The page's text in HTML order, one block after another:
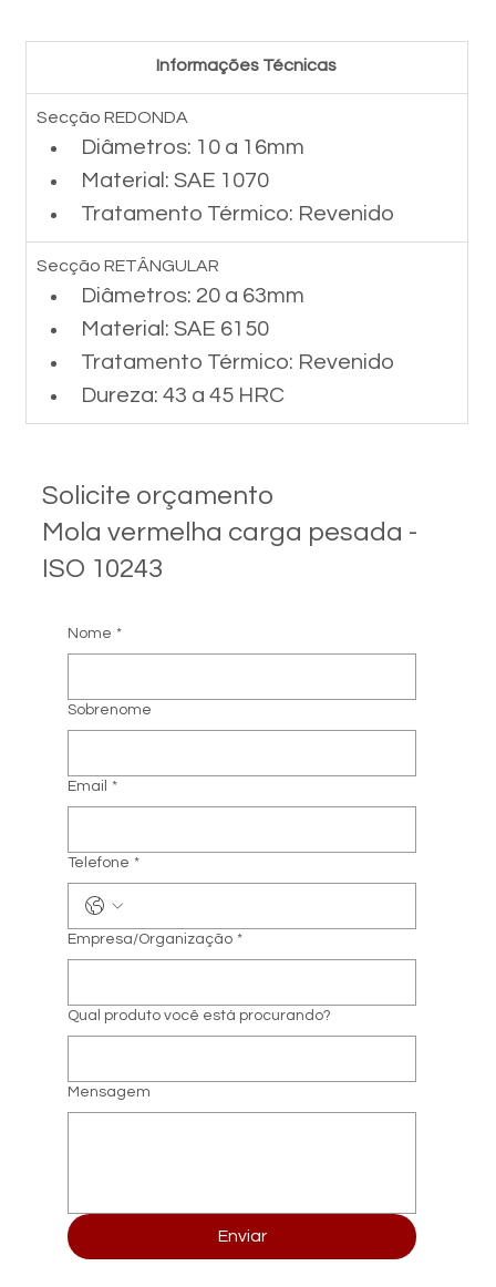
Informações Técnicas
Secção REDONDA
Diâmetros: 10 a 16mm
Material: SAE 1070
Tratamento Térmico: Revenido
Secção RETÂNGULAR
Diâmetros: 20 a 63mm
Material: SAE 6150
Tratamento Térmico: Revenido
Dureza: 43 a 45 HRC
Solicite orçamento
Mola vermelha carga pesada -
ISO 10243
Nome *
Sobrenome
Email *
Telefone *
Empresa/Organização *
Qual produto você está procurando?
Mensagem
Enviar